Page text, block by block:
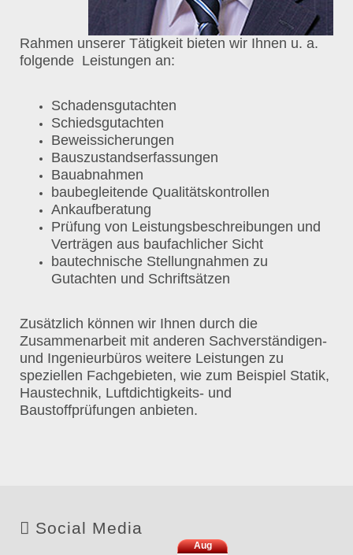
Rahmen unserer Tätigkeit bieten wir Ihnen u. a.
folgende Leistungen an:
Schadensgutachten
Schiedsgutachten
Beweissicherungen
Bauszustandserfassungen
Bauabnahmen
baubegleitende Qualitätskontrollen
Ankaufberatung
Prüfung von Leistungsbeschreibungen und
Verträgen aus baufachlicher Sicht
bautechnische Stellungnahmen zu
Gutachten und Schriftsätzen
Zusätzlich können wir Ihnen durch die
Zusammenarbeit mit anderen Sachverständigen-
und Ingenieurbüros weitere Leistungen zu
speziellen Fachgebieten, wie zum Beispiel Statik,
Haustechnik, Luftdichtigkeits- und
Baustoffprüfungen anbieten.
Social Media
Aug